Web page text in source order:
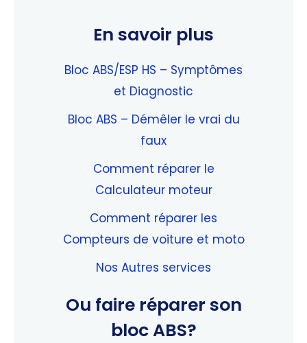
En savoir plus
Bloc ABS/ESP HS – Symptômes
et Diagnostic
Bloc ABS – Démêler le vrai du
faux
Comment réparer le
Calculateur moteur
Comment réparer les
Compteurs de voiture et moto
Nos Autres services
Ou faire réparer son
bloc ABS?